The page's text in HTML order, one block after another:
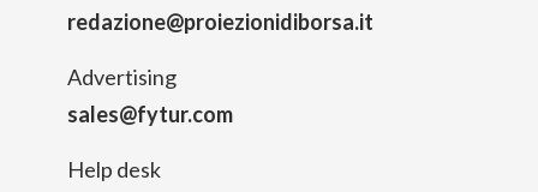
redazione@proiezionidiborsa.it
Advertising
sales@fytur.com
Help desk